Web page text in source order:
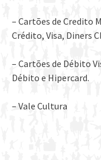
– Cartões de Credito
Crédito, Visa, Diners
– Cartões de Débito
Débito e Hipercard.
– Vale Cultura